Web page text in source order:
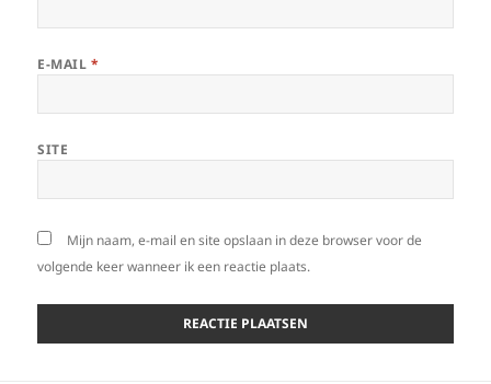
E-MAIL *
SITE
Mijn naam, e-mail en site opslaan in deze browser voor de
volgende keer wanneer ik een reactie plaats.